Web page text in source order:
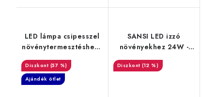
LED lámpa csipesszel
növénytermesztéshez -
(57 %)
Ajándék ötlet
SANSI LED izzó
növényekhez 24W -
készlet
(12 %)